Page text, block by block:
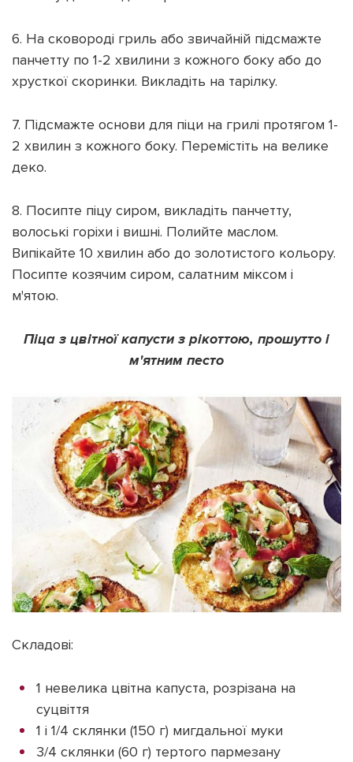
6. На сковороді гриль або звичайній підсмажте
панчетту по 1-2 хвилини з кожного боку або до
хрусткої скоринки. Викладіть на тарілку.
7. Підсмажте основи для піци на грилі протягом 1-
2 хвилин з кожного боку. Перемістіть на велике
деко.
8. Посипте піцу сиром, викладіть панчетту,
волоські горіхи і вишні. Полийте маслом.
Випікайте 10 хвилин або до золотистого кольору.
Посипте козячим сиром, салатним міксом і
м'ятою.
Піца з цвітної капусти з рікоттою, прошутто і
м'ятним песто
Складові:
1 невелика цвітна капуста, розрізана на
суцвіття
1 і 1/4 склянки (150 г) мигдальної муки
3/4 склянки (60 г) тертого пармезану